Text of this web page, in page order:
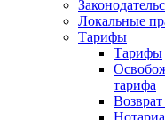
Локальные
Тарифы
Тарифы
тарифа